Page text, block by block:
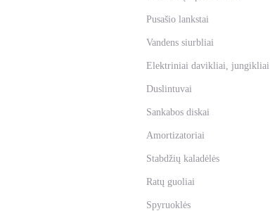
Pusašio lankstai
Vandens siurbliai
Elektriniai davikliai, jungikliai
Duslintuvai
Sankabos diskai
Amortizatoriai
Stabdžių kaladėlės
Ratų guoliai
Spyruoklės